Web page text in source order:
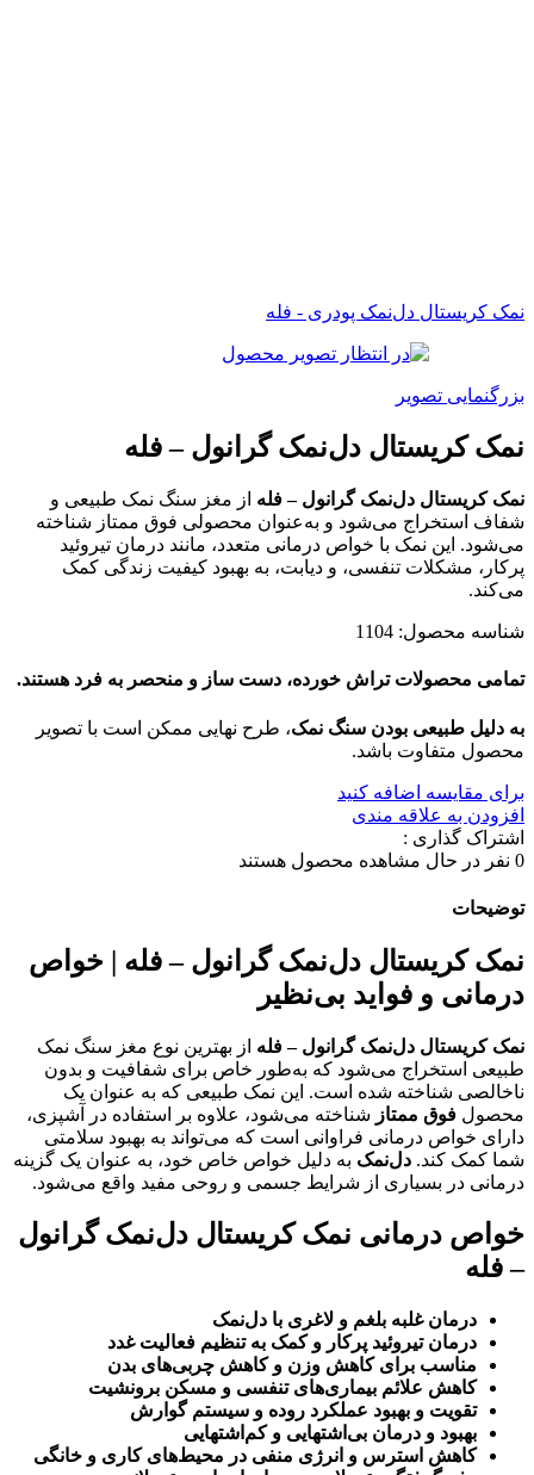
نمک کریستال دل‌نمک پودری - فله
بزرگنمایی تصویر
نمک کریستال دل‌نمک گرانول – فله
نمک کریستال دل‌نمک گرانول – فله از مغز سنگ نمک طبیعی و
شفاف استخراج می‌شود و به‌عنوان محصولی فوق ممتاز شناخته
می‌شود. این نمک با خواص درمانی متعدد، مانند درمان تیروئید
پرکار، مشکلات تنفسی، و دیابت، به بهبود کیفیت زندگی کمک
می‌کند.
شناسه محصول: 1104
تمامی محصولات تراش خورده، دست ساز و منحصر به فرد هستند.
به دلیل طبیعی بودن سنگ نمک، طرح نهایی ممکن است با تصویر
محصول متفاوت باشد.
برای مقایسه اضافه کنید
افزودن به علاقه مندی
اشتراک گذاری :
0 نفر در حال مشاهده محصول هستند
توضیحات
نمک کریستال دل‌نمک گرانول – فله | خواص
درمانی و فواید بی‌نظیر
نمک کریستال دل‌نمک گرانول – فله از بهترین نوع مغز سنگ نمک
طبیعی استخراج می‌شود که به‌طور خاص برای شفافیت و بدون
ناخالصی شناخته شده است. این نمک طبیعی که به عنوان یک
محصول فوق ممتاز شناخته می‌شود، علاوه بر استفاده در آشپزی،
دارای خواص درمانی فراوانی است که می‌تواند به بهبود سلامتی
شما کمک کند. دل‌نمک به دلیل خواص خاص خود، به عنوان یک گزینه
درمانی در بسیاری از شرایط جسمی و روحی مفید واقع می‌شود.
خواص درمانی نمک کریستال دل‌نمک گرانول
– فله
درمان غلبه بلغم و لاغری با دل‌نمک
درمان تیروئید پرکار و کمک به تنظیم فعالیت غدد
مناسب برای کاهش وزن و کاهش چربی‌های بدن
کاهش علائم بیماری‌های تنفسی و مسکن برونشیت
تقویت و بهبود عملکرد روده و سیستم گوارش
بهبود و درمان بی‌اشتهایی و کم‌اشتهایی
کاهش استرس و انرژی منفی در محیط‌های کاری و خانگی